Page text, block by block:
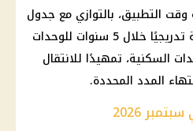
التطبيق، بالتوازي مع جدول
زمني لإنهاء العقود القديمة تدريجيًا خلال 5 سنوات للوحدات
للوحدات السكنية، تمهيدًا للانتقال
المدد المحددة.
2026